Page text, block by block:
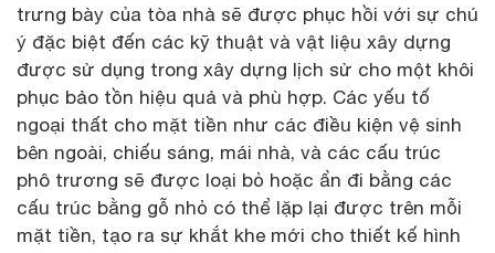
trưng bày của tòa nhà sẽ được phục hồi với sự chú
ý đặc biệt đến các kỹ thuật và vật liệu xây dựng
được sử dụng trong xây dựng lịch sử cho một khôi
phục bảo tồn hiệu quả và phù hợp. Các yếu tố
ngoại thất cho mặt tiền như các điều kiện vệ sinh
bên ngoài, chiếu sáng, mái nhà, và các cấu trúc
phô trương sẽ được loại bỏ hoặc ẩn đi bằng các
cấu trúc bằng gỗ nhỏ có thể lặp lại được trên mỗi
mặt tiền, tạo ra sự khắt khe mới cho thiết kế hình